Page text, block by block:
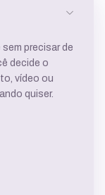
precisar de
decide o
vídeo ou
quiser.